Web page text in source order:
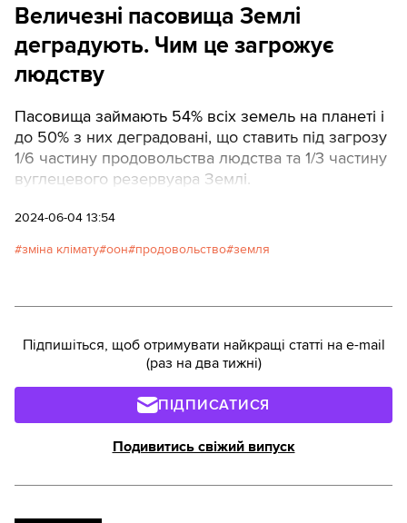
ми досягли незалежності від
імпорту їжі й скільки ще
державі потрібно вкластися?
Величезні пасовища Землі
деградують. Чим це загрожує
людству
Пасовища займають 54% всіх земель на планеті і
до 50% з них деградовані, що ставить під загрозу
1/6 частину продовольства людства та 1/3 частину
вуглецевого резервуара Землі.
2024-06-04 13:54
зміна клімату оон продовольство земля
Підпишіться, щоб отримувати найкращі статті на e-mail
(раз на два тижні)
ПІДПИСАТИСЯ
Подивитись свіжий випуск